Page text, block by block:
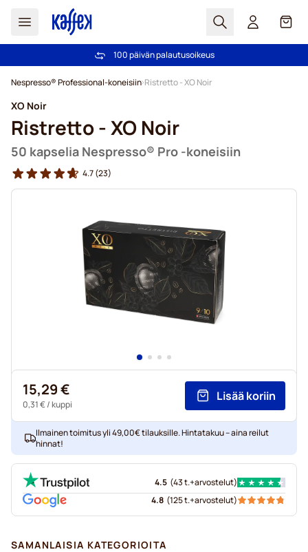
Haku Kori
Ilmainen toimitus yli 49,00€ tilauksille
Hintatakuu!
100 päivän palautusoikeus
Nespresso® Professional-koneisiin Ristretto - XO Noir
XO Noir
Ristretto - XO Noir
50 kapselia Nespresso® Pro -koneisiin
4.7(23)
15,29 €
0,31 €/ kuppi
Lisää koriin
Ilmainen toimitus yli 49,00€ tilauksille. Hintatakuu – aina reilut
hinnat!
4.5 (43 t.+arvostelut)
4.8 (125 t.+arvostelut)
SAMANLAISIA KATEGORIOITA